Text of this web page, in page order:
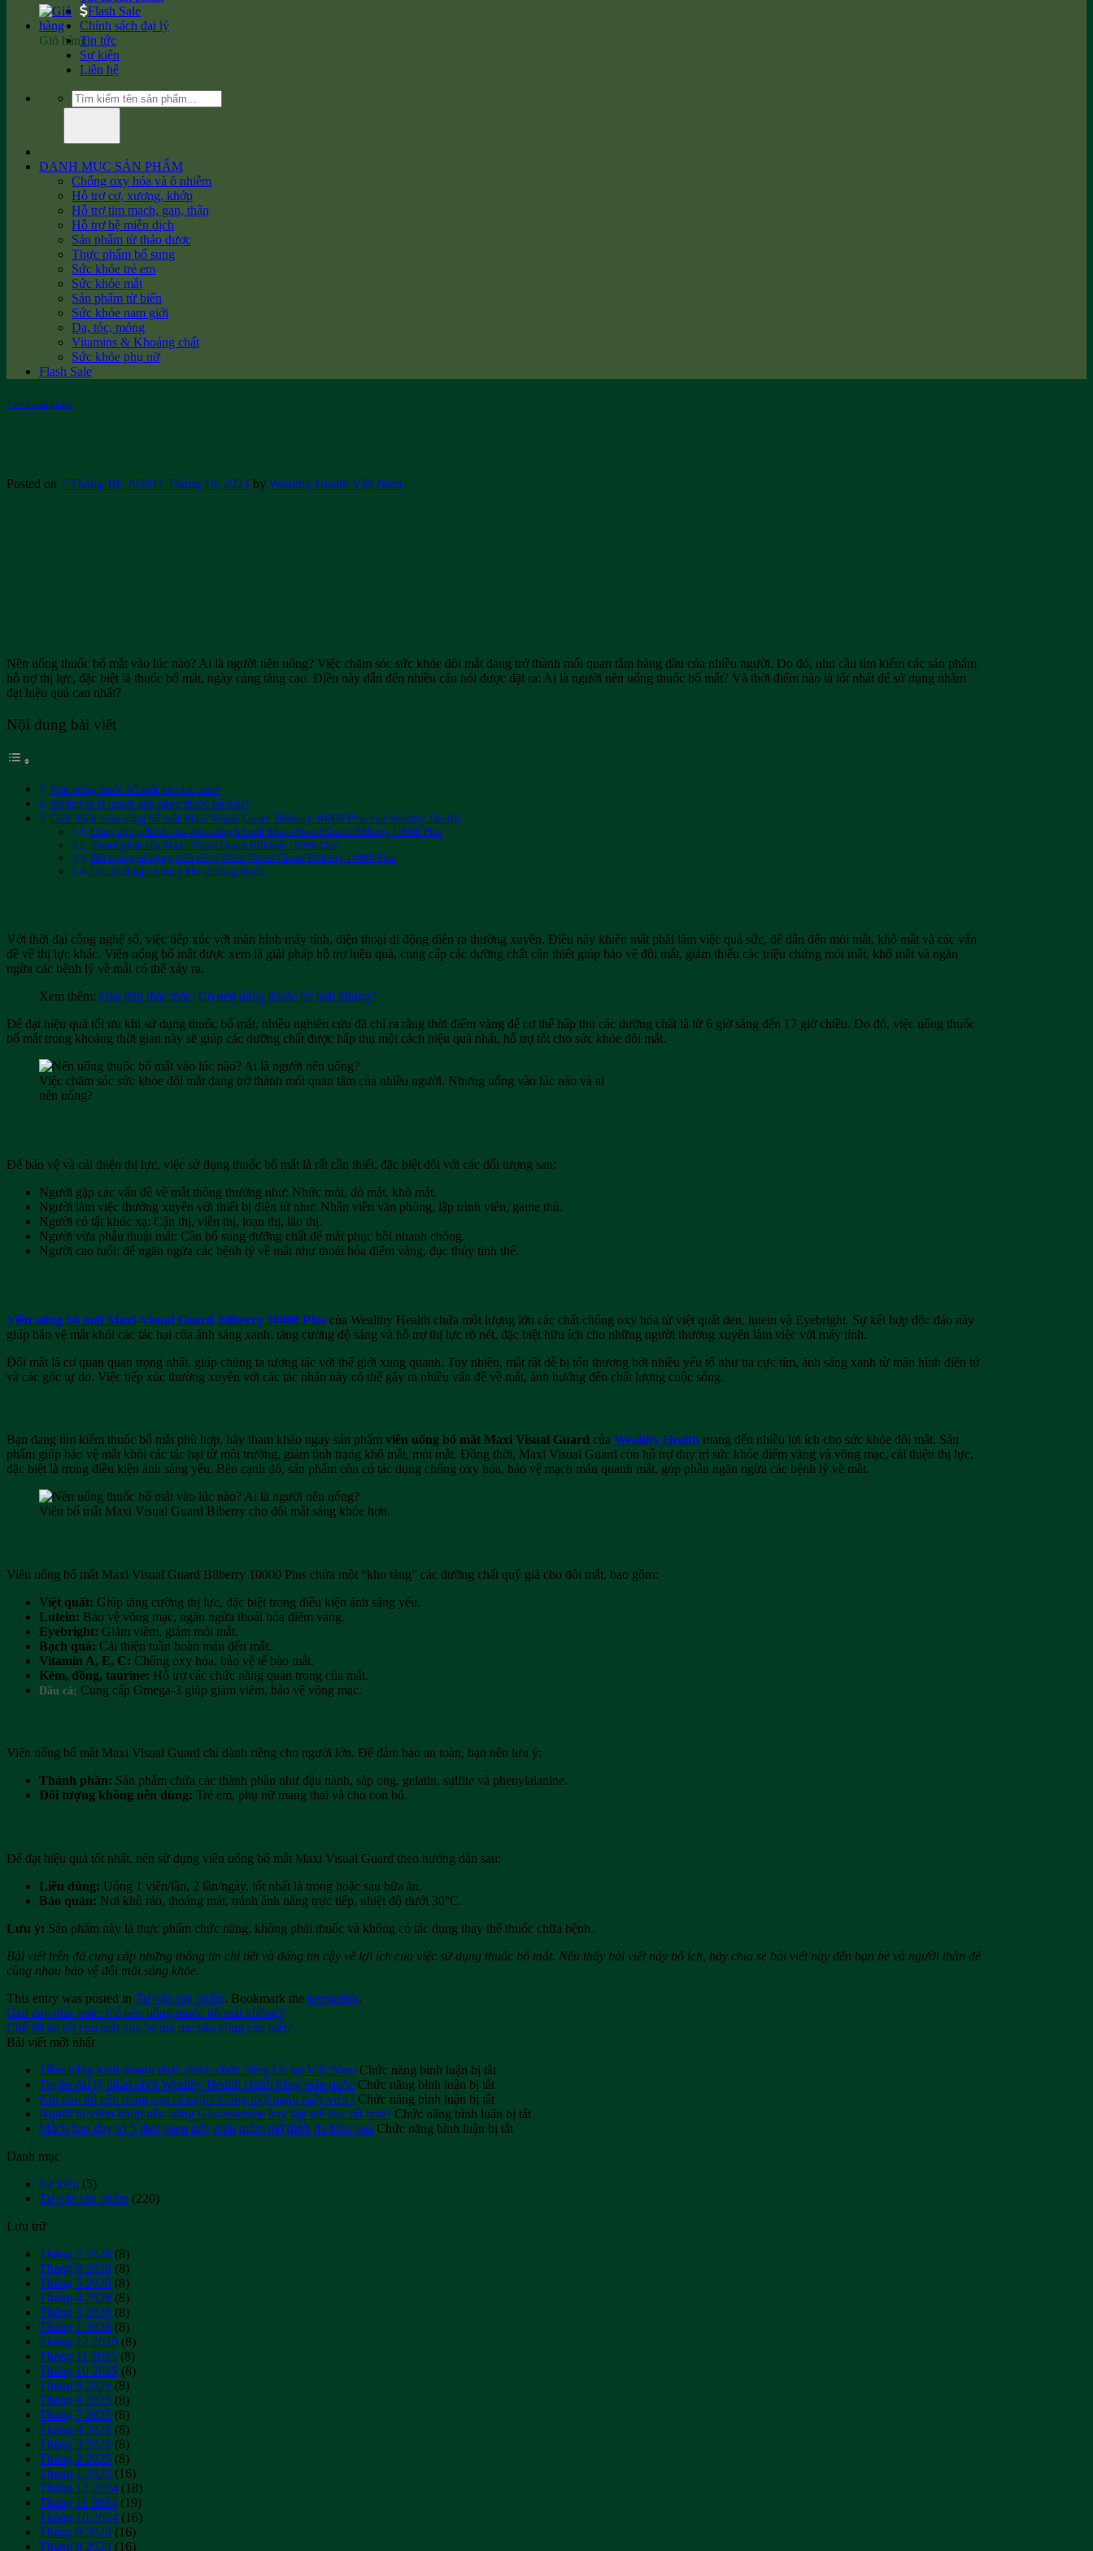
Giỏ hàng
Flash Sale
Chính sách đại lý
Tin tức
Sự kiện
Liên hệ
Tìm
kiếm:
DANH MỤC SẢN PHẨM
Chống oxy hóa và ô nhiễm
Hỗ trợ cơ, xương, khớp
Hỗ trợ tim mạch, gan, thận
Hỗ trợ hệ miễn dịch
Sản phẩm từ thảo dược
Thực phẩm bổ sung
Sức khỏe trẻ em
Sức khỏe mắt
Sản phẩm từ biển
Sức khỏe nam giới
Da, tóc, móng
Vitamins & Khoáng chất
Sức khỏe phụ nữ
Flash Sale
Tư vấn sản phẩm
Posted on 7 Tháng 10, 202411 Tháng 10, 2024 by Wealthy Health Việt Nam
Nên uống thuốc bổ mắt vào lúc nào? Ai là người nên uống? Việc chăm sóc sức khỏe đôi mắt đang trở thành mối quan tâm hàng đầu của nhiều người. Do đó, nhu cầu tìm kiếm các sản phẩm
hỗ trợ thị lực, đặc biệt là thuốc bổ mắt, ngày càng tăng cao. Điều này dẫn đến nhiều câu hỏi được đặt ra: Ai là người nên uống thuốc bổ mắt? Và thời điểm nào là tốt nhất để sử dụng nhằm
đạt hiệu quả cao nhất?
Nội dung bài viết
Nên uống thuốc bổ mắt vào lúc nào?
Những ai là người nên uống thuốc bổ mắt?
Giới thiệu viên uống bổ mắt Maxi Visual Guard Bilberry 10000 Plus của Wealthy Health
Công dụng chính của viên uống bổ mắt Maxi-Visual Guard Bilberry 10000 Plus
Thành phần của Maxi-Visual Guard Bilberry 10000 Plus
Đối tượng sử dụng viên uống Maxi Visual Guard Bilberry 10000 Plus
Các sử dụng và lưu ý khi sử dụng thuốc
Với thời đại công nghệ số, việc tiếp xúc với màn hình máy tính, điện thoại di động diễn ra thường xuyên. Điều này khiến mắt phải làm việc quá sức, dễ dẫn đến mỏi mắt, khô mắt và các vấn
đề về thị lực khác. Viên uống bổ mắt được xem là giải pháp hỗ trợ hiệu quả, cung cấp các dưỡng chất cần thiết giúp bảo vệ đôi mắt, giảm thiểu các triệu chứng mỏi mắt, khô mắt và ngăn
ngừa các bệnh lý về mắt có thể xảy ra.
Xem thêm: Giải đáp thắc mắc: Có nên uống thuốc bổ mắt không?
Để đạt hiệu quả tối ưu khi sử dụng thuốc bổ mắt, nhiều nghiên cứu đã chỉ ra rằng thời điểm vàng để cơ thể hấp thu các dưỡng chất là từ 6 giờ sáng đến 17 giờ chiều. Do đó, việc uống thuốc
bổ mắt trong khoảng thời gian này sẽ giúp các dưỡng chất được hấp thụ một cách hiệu quả nhất, hỗ trợ tốt cho sức khỏe đôi mắt.
Việc chăm sóc sức khỏe đôi mắt đang trở thành mối quan tâm của nhiều người. Nhưng uống vào lúc nào và ai
nên uống?
Để bảo vệ và cải thiện thị lực, việc sử dụng thuốc bổ mắt là rất cần thiết, đặc biệt đối với các đối tượng sau:
Người gặp các vấn đề về mắt thông thường như: Nhức mỏi, đỏ mắt, khô mắt.
Người làm việc thường xuyên với thiết bị điện tử như: Nhân viên văn phòng, lập trình viên, game thủ.
Người có tật khúc xạ: Cận thị, viễn thị, loạn thị, lão thị.
Người vừa phẫu thuật mắt: Cần bổ sung dưỡng chất để mắt phục hồi nhanh chóng.
Người cao tuổi: để ngăn ngừa các bệnh lý về mắt như thoái hóa điểm vàng, đục thủy tinh thể.
Viên uống bổ mắt Maxi-Visual Guard Bilberry 10000 Plus của Wealthy Health chứa một lượng lớn các chất chống oxy hóa từ việt quất đen, lutein và Eyebright. Sự kết hợp độc đáo này
giúp bảo vệ mắt khỏi các tác hại của ánh sáng xanh, tăng cường độ sáng và hỗ trợ thị lực rõ nét, đặc biệt hữu ích cho những người thường xuyên làm việc với máy tính.
Đôi mắt là cơ quan quan trọng nhất, giúp chúng ta tương tác với thế giới xung quanh. Tuy nhiên, mắt rất dễ bị tổn thương bởi nhiều yếu tố như tia cực tím, ánh sáng xanh từ màn hình điện tử
và các gốc tự do. Việc tiếp xúc thường xuyên với các tác nhân này có thể gây ra nhiều vấn đề về mắt, ảnh hưởng đến chất lượng cuộc sống.
Bạn đang tìm kiếm thuốc bổ mắt phù hợp, hãy tham khảo ngay sản phẩm viên uống bổ mắt Maxi Visual Guard của Wealthy Health mang đến nhiều lợi ích cho sức khỏe đôi mắt. Sản
phẩm giúp bảo vệ mắt khỏi các tác hại từ môi trường, giảm tình trạng khô mắt, mỏi mắt. Đồng thời, Maxi Visual Guard còn hỗ trợ duy trì sức khỏe điểm vàng và võng mạc, cải thiện thị lực,
đặc biệt là trong điều kiện ánh sáng yếu. Bên cạnh đó, sản phẩm còn có tác dụng chống oxy hóa, bảo vệ mạch máu quanh mắt, góp phần ngăn ngừa các bệnh lý về mắt.
Viên bổ mắt Maxi Visual Guard Biberry cho đôi mắt sáng khỏe hơn.
Viên uống bổ mắt Maxi Visual Guard Bilberry 10000 Plus chứa một “kho tàng” các dưỡng chất quý giá cho đôi mắt, bao gồm:
Việt quất: Giúp tăng cường thị lực, đặc biệt trong điều kiện ánh sáng yếu.
Lutein: Bảo vệ võng mạc, ngăn ngừa thoái hóa điểm vàng.
Eyebright: Giảm viêm, giảm mỏi mắt.
Bạch quả: Cải thiện tuần hoàn máu đến mắt.
Vitamin A, E, C: Chống oxy hóa, bảo vệ tế bào mắt.
Kẽm, đồng, taurine: Hỗ trợ các chức năng quan trọng của mắt.
Dầu cá: Cung cấp Omega-3 giúp giảm viêm, bảo vệ võng mạc.
Viên uống bổ mắt Maxi Visual Guard chỉ dành riêng cho người lớn. Để đảm bảo an toàn, bạn nên lưu ý:
Thành phần: Sản phẩm chứa các thành phần như đậu nành, sáp ong, gelatin, sulfite và phenylalanine.
Đối tượng không nên dùng: Trẻ em, phụ nữ mang thai và cho con bú.
Để đạt hiệu quả tốt nhất, nên sử dụng viên uống bổ mắt Maxi Visual Guard theo hướng dẫn sau:
Liều dùng: Uống 1 viên/lần, 2 lần/ngày, tốt nhất là trong hoặc sau bữa ăn.
Bảo quản: Nơi khô ráo, thoáng mát, tránh ánh nắng trực tiếp, nhiệt độ dưới 30°C.
Lưu ý: Sản phẩm này là thực phẩm chức năng, không phải thuốc và không có tác dụng thay thế thuốc chữa bệnh.
Bài viết trên đã cung cấp những thông tin chi tiết và đáng tin cậy về lợi ích của việc sử dụng thuốc bổ mắt. Nếu thấy bài viết này bổ ích, hãy chia sẻ bài viết này đến bạn bè và người thân để
cùng nhau bảo vệ đôi mắt sáng khỏe.
This entry was posted in Tư vấn sản phẩm. Bookmark the permalink.
Giải đáp thắc mắc: Có nên uống thuốc bổ mắt không?
Chế độ ăn tốt cho mắt của bé mà mẹ nào cũng cần biết?
Bài viết mới nhất
Tiềm năng kinh doanh thực phẩm chức năng Úc tại Việt Nam Chức năng bình luận bị tắtở
kinh
doanh
Tuyển đại lý phân phối Wealthy Health chính hãng toàn quốc Chức năng bình luận bị tắtở
Tuyển
đại
lý
Khi nào thì nên uống sụn cá mập? Uống một ngày mấy viên? Chức năng bình luận bị tắtở
Khi
nào
Người bị viêm khớp nên uống Glucosamine hay tập thể dục tốt hơn? Chức năng bình luận bị tắtở
Mách bạn duy trì 5 thói quen này giúp giảm mỡ dưới da hiệu quả Chức năng bình luận bị tắtở
Danh mục
Sự kiện (5)
Tư vấn sản phẩm (220)
Lưu trữ
Tháng 7 2026 (8)
Tháng 6 2026 (8)
Tháng 5 2026 (8)
Tháng 4 2026 (8)
Tháng 3 2026 (8)
Tháng 1 2026 (8)
Tháng 12 2025 (8)
Tháng 11 2025 (8)
Tháng 10 2025 (8)
Tháng 9 2025 (8)
Tháng 8 2025 (8)
Tháng 7 2025 (8)
Tháng 4 2025 (8)
Tháng 3 2025 (8)
Tháng 2 2025 (8)
Tháng 1 2025 (16)
Tháng 12 2024 (18)
Tháng 11 2024 (19)
Tháng 10 2024 (16)
Tháng 9 2024 (16)
Tháng 8 2024 (16)